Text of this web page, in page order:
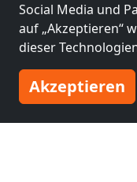
Social Media und
auf „Akzeptieren“
dieser
Akzeptieren